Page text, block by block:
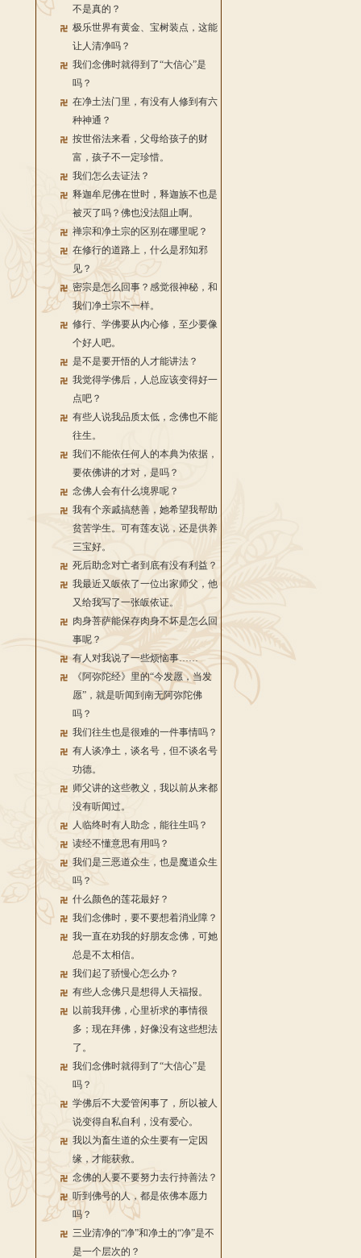
不是真的？
极乐世界有黄金、宝树装点，这能
让人清净吗？
我们念佛时就得到了“大信心”是
吗？
在净土法门里，有没有人修到有六
种神通？
按世俗法来看，父母给孩子的财
富，孩子不一定珍惜。
我们怎么去证法？
释迦牟尼佛在世时，释迦族不也是
被灭了吗？佛也没法阻止啊。
禅宗和净土宗的区别在哪里呢？
在修行的道路上，什么是邪知邪
见？
密宗是怎么回事？感觉很神秘，和
我们净土宗不一样。
修行、学佛要从内心修，至少要像
个好人吧。
是不是要开悟的人才能讲法？
我觉得学佛后，人总应该变得好一
点吧？
有些人说我品质太低，念佛也不能
往生。
我们不能依任何人的本典为依据，
要依佛讲的才对，是吗？
念佛人会有什么境界呢？
我有个亲戚搞慈善，她希望我帮助
贫苦学生。可有莲友说，还是供养
三宝好。
死后助念对亡者到底有没有利益？
我最近又皈依了一位出家师父，他
又给我写了一张皈依证。
肉身菩萨能保存肉身不坏是怎么回
事呢？
有人对我说了一些烦恼事……
《阿弥陀经》里的“今发愿，当发
愿”，就是听闻到南无阿弥陀佛
吗？
我们往生也是很难的一件事情吗？
有人谈净土，谈名号，但不谈名号
功德。
师父讲的这些教义，我以前从来都
没有听闻过。
人临终时有人助念，能往生吗？
读经不懂意思有用吗？
我们是三恶道众生，也是魔道众生
吗？
什么颜色的莲花最好？
我们念佛时，要不要想着消业障？
我一直在劝我的好朋友念佛，可她
总是不太相信。
我们起了骄慢心怎么办？
有些人念佛只是想得人天福报。
以前我拜佛，心里祈求的事情很
多；现在拜佛，好像没有这些想法
了。
我们念佛时就得到了“大信心”是
吗？
学佛后不大爱管闲事了，所以被人
说变得自私自利，没有爱心。
我以为畜生道的众生要有一定因
缘，才能获救。
念佛的人要不要努力去行持善法？
听到佛号的人，都是依佛本愿力
吗？
三业清净的“净”和净土的“净”是不
是一个层次的？